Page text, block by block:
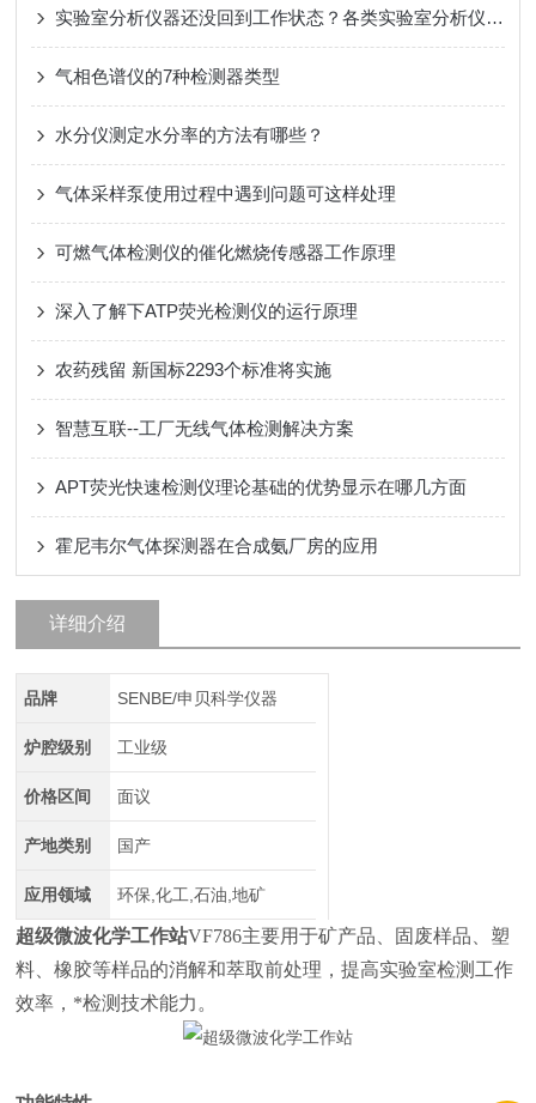
实验室分析仪器还没回到工作状态？各类实验室分析仪器开机注意事项一览
气相色谱仪的7种检测器类型
水分仪测定水分率的方法有哪些？
气体采样泵使用过程中遇到问题可这样处理
可燃气体检测仪的催化燃烧传感器工作原理
深入了解下ATP荧光检测仪的运行原理
农药残留 新国标2293个标准将实施
智慧互联--工厂无线气体检测解决方案
APT荧光快速检测仪理论基础的优势显示在哪几方面
霍尼韦尔气体探测器在合成氨厂房的应用
详细介绍
品牌 SENBE/申贝科学仪器
炉腔级别 工业级
价格区间 面议
产地类别 国产
应用领域 环保,化工,石油,地矿
超级微波化学工作站VF786主要用于矿产品、固废样品、塑
料、橡胶等样品的消解和萃取前处理，提高实验室检测工作
效率，*检测技术能力。